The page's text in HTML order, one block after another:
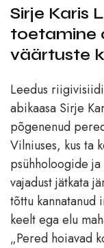
Sirje Karis
toetamine
väärtuste
Leedus
abikaasa Sirje
põgenenud
Vilniuses, kus ta
psühholoogide
vajadust jätkata
tõttu kannatanud
keelt ega elu
„Pered hoiavad